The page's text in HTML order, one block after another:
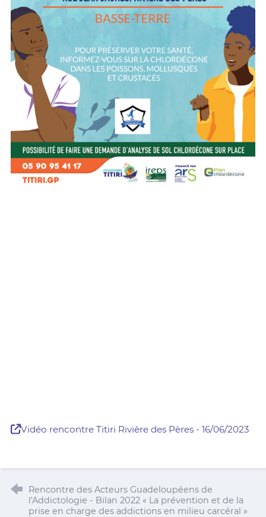
Vidéo rencontre Titiri Rivière des Pères - 16/06/2023
Rencontre des Acteurs Guadeloupéens de
l'Addictologie - Bilan 2022 « La prévention et de la
prise en charge des addictions en milieu carcéral »